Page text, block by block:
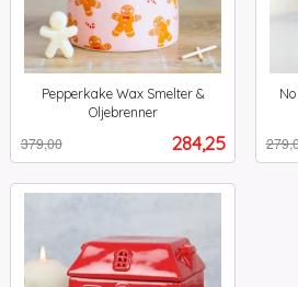
Pepperkake Wax Smelter &
Oljebrenner
Tilbud
284,25
379,00
mva.
mva.